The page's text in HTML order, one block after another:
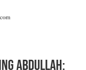
Abdullah: